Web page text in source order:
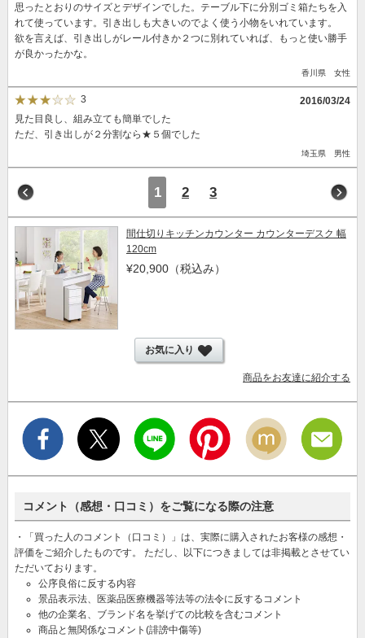
思ったとおりのサイズとデザインでした。テーブル下に分別ゴミ箱たちを入
れて使っています。引き出しも大きいのでよく使う小物をいれています。
欲を言えば、引き出しがレール付きか２つに別れていれば、もっと使い勝手
が良かったかな。
香川県 女性
3
2016/03/24
見た目良し、組み立ても簡単でした
ただ、引き出しが２分割なら★５個でした
埼玉県 男性
1 2 3
間仕切りキッチンカウンター カウンターデスク 幅
120cm
¥20,900（税込み）
お気に入り
商品をお友達に紹介する
コメント（感想・口コミ）をご覧になる際の注意
・「買った人のコメント（口コミ）」は、実際に購入されたお客様の感想・
評価をご紹介したものです。 ただし、以下につきましては非掲載とさせてい
ただいております。
公序良俗に反する内容
景品表示法、医薬品医療機器等法等の法令に反するコメント
他の企業名、ブランド名を挙げての比較を含むコメント
商品と無関係なコメント(誹謗中傷等)